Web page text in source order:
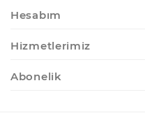
Hesabım
Hizmetlerimiz
Abonelik